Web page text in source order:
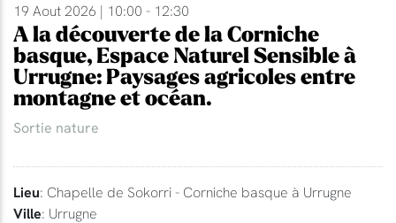
19 Aout 2026 | 10:00 - 12:30
A la découverte de la Corniche
basque, Espace Naturel Sensible à
Urrugne: Paysages agricoles entre
montagne et océan.
Sortie nature
Lieu: Chapelle de Sokorri - Corniche basque à Urrugne
Ville: Urrugne